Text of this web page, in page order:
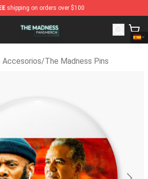
shipping on orders over $100
Shop - Official The Madness Merchandise
Accesorios/The Madness Pins